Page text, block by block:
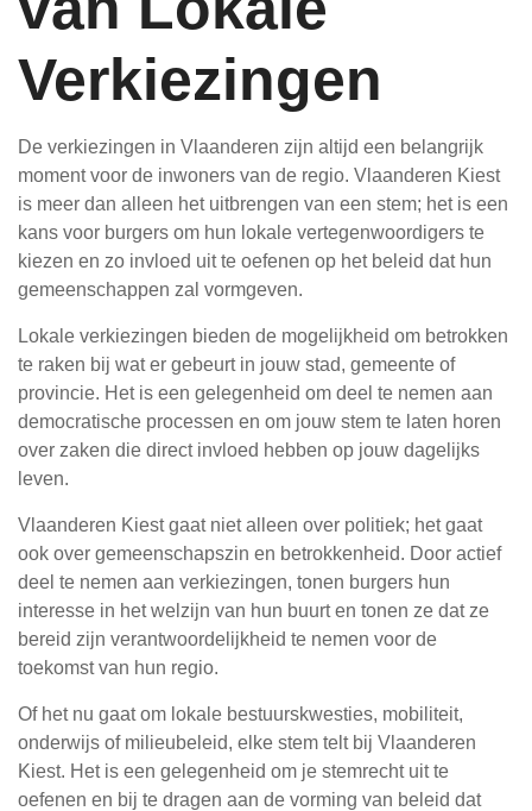
Verkiezingen
De verkiezingen in Vlaanderen zijn altijd een belangrijk
moment voor de inwoners van de regio. Vlaanderen Kiest
is meer dan alleen het uitbrengen van een stem; het is een
kans voor burgers om hun lokale vertegenwoordigers te
kiezen en zo invloed uit te oefenen op het beleid dat hun
gemeenschappen zal vormgeven.
Lokale verkiezingen bieden de mogelijkheid om betrokken
te raken bij wat er gebeurt in jouw stad, gemeente of
provincie. Het is een gelegenheid om deel te nemen aan
democratische processen en om jouw stem te laten horen
over zaken die direct invloed hebben op jouw dagelijks
leven.
Vlaanderen Kiest gaat niet alleen over politiek; het gaat
ook over gemeenschapszin en betrokkenheid. Door actief
deel te nemen aan verkiezingen, tonen burgers hun
interesse in het welzijn van hun buurt en tonen ze dat ze
bereid zijn verantwoordelijkheid te nemen voor de
toekomst van hun regio.
Of het nu gaat om lokale bestuurskwesties, mobiliteit,
onderwijs of milieubeleid, elke stem telt bij Vlaanderen
Kiest. Het is een gelegenheid om je stemrecht uit te
oefenen en bij te dragen aan de vorming van beleid dat